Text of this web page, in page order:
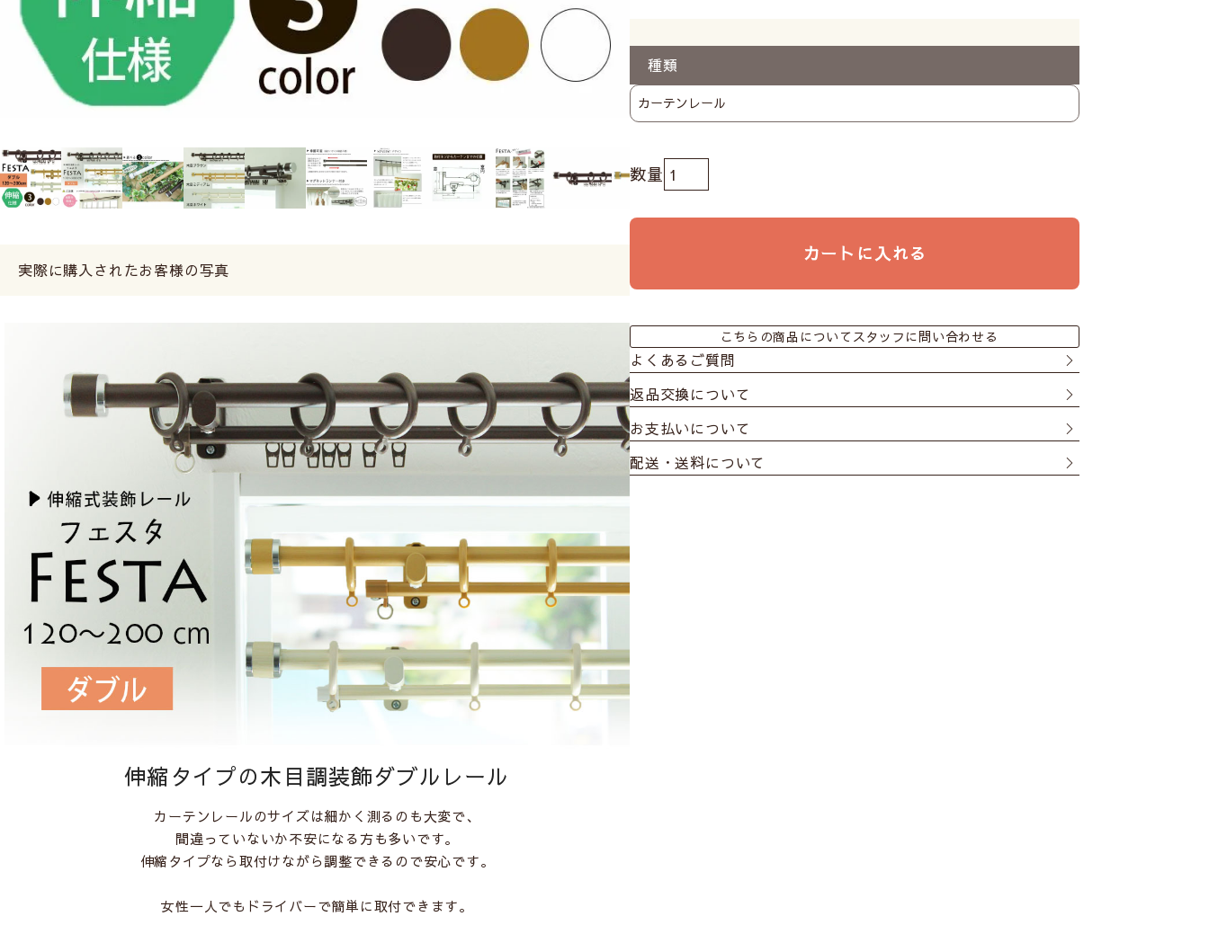
実際に購入されたお客様の写真
伸縮タイプの木目調装飾ダブルレール
カーテンレールのサイズは細かく測るのも大変で、
間違っていないか不安になる方も多いです。
伸縮タイプなら取付けながら調整できるので安心です。
女性一人でもドライバーで簡単に取付できます。
種類
カートに入れる
こちらの商品についてスタッフに問い合わせる
よくあるご質問
返品交換について
お支払いについて
配送・送料について